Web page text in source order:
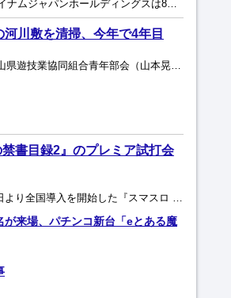
全国46都道府県にパチンコホールを展開する株式会社ダイナムジャパンホールディングスは8月1日、新規事業として展開するスーパーマーケット型クレーンゲーム施設「クレーンマート」（愛称：クレマ）の2店...
川敷を清掃、今年で4年目
花火大会の会場となった河川敷をキレイにしようと、富山県遊技業協同組合青年部会（山本晃己部会長）は8月2日早朝、第78回北日本新聞納涼花火が行われた富山市内の神通川河川敷の清掃活動に参加した。 花...
書目録2』のプレミア試打会
藤商事は7月25日、26日および8月1日、2日の4日間、本日より全国導入を開始した『スマスロ とある魔術の禁書目録2』のプレミア試打会を全国8都市で開催した。8月2日の東京会場には約180人のフ...
が来場、パチンコ新台「eとある魔